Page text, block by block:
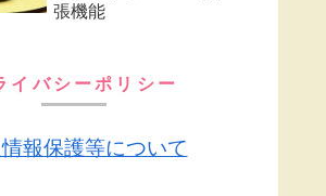
張機能
イバシーポリシー
報保護等について